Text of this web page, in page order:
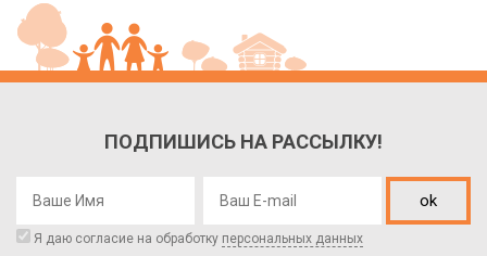
ПОДПИШИСЬ НА РАССЫЛКУ!
ok
Я даю согласие на обработку персональных данных